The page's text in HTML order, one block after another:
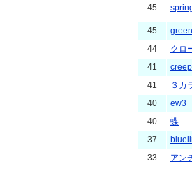
45
45
44
クロ
41
creep
41
３カ
40
ew3
40
蝶
37
33
アン